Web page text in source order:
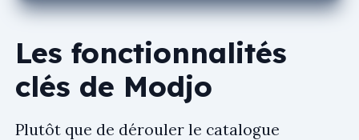
Les fonctionnalités
clés de Modjo
Plutôt que de dérouler le catalogue